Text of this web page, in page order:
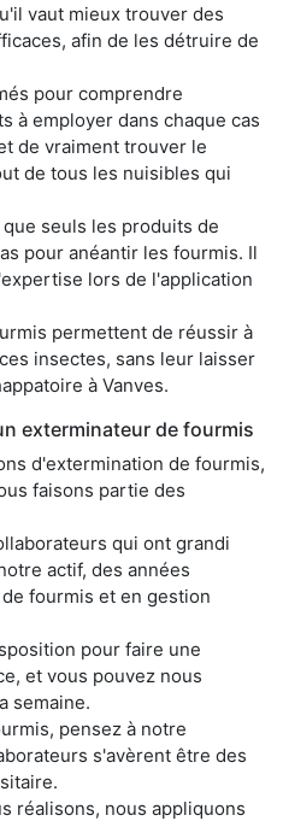
vaut mieux trouver des
afin de les détruire de
pour comprendre
à employer dans chaque cas
de vraiment trouver le
de tous les nuisibles qui
seuls les produits de
pour anéantir les fourmis. Il
lors de l'application
permettent de réussir à
insectes, sans leur laisser
à Vanves.
exterminateur de fourmis
d'extermination de fourmis,
faisons partie des
qui ont grandi
actif, des années
fourmis et en gestion
pour faire une
et vous pouvez nous
semaine.
pensez à notre
s'avèrent être des
réalisons, nous appliquons